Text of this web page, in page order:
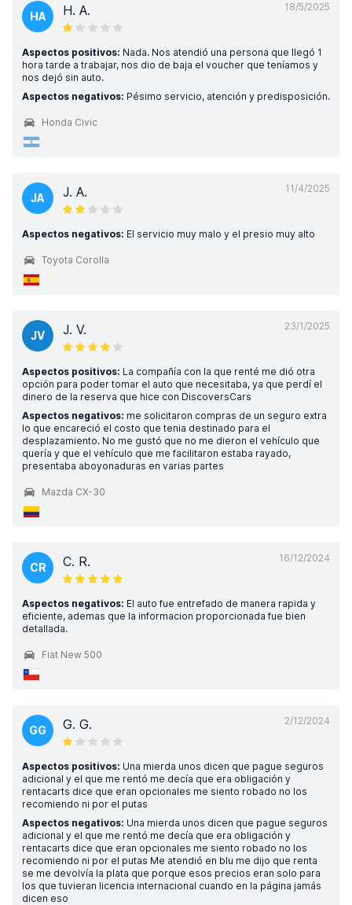
18/5/2025
HA H. A.
Aspectos positivos: Nada. Nos atendió una persona que llegó 1
hora tarde a trabajar, nos dio de baja el voucher que teníamos y
nos dejó sin auto.
Aspectos negativos: Pésimo servicio, atención y predisposición.
Honda Civic
11/4/2025
JA J. A.
Aspectos negativos: El servicio muy malo y el presio muy alto
Toyota Corolla
23/1/2025
JV J. V.
Aspectos positivos: La compañía con la que renté me dió otra
opción para poder tomar el auto que necesitaba, ya que perdí el
dinero de la reserva que hice con DiscoversCars
Aspectos negativos: me solicitaron compras de un seguro extra
lo que encareció el costo que tenia destinado para el
desplazamiento. No me gustó que no me dieron el vehículo que
quería y que el vehículo que me facilitaron estaba rayado,
presentaba aboyonaduras en varias partes
Mazda CX-30
16/12/2024
CR C. R.
Aspectos negativos: El auto fue entrefado de manera rapida y
eficiente, ademas que la informacion proporcionada fue bien
detallada.
Fiat New 500
2/12/2024
GG G. G.
Aspectos positivos: Una mierda unos dicen que pague seguros
adicional y el que me rentó me decía que era obligación y
rentacarts dice que eran opcionales me siento robado no los
recomiendo ni por el putas
Aspectos negativos: Una mierda unos dicen que pague seguros
adicional y el que me rentó me decía que era obligación y
rentacarts dice que eran opcionales me siento robado no los
recomiendo ni por el putas Me atendió en blu me dijo que renta
se me devolvía la plata que porque esos precios eran solo para
los que tuvieran licencia internacional cuando en la página jamás
dicen eso